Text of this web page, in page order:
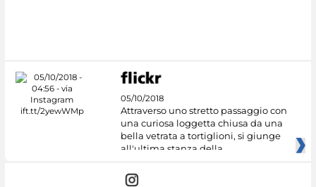
05/10/2018
Attraverso uno stretto passaggio con
una curiosa loggetta chiusa da una
bella vetrata a tortiglioni, si giunge
all'ultima stanza della